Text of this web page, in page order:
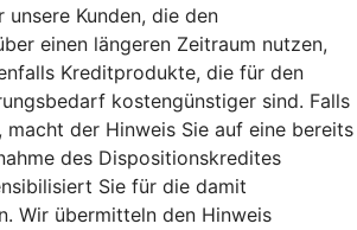
Kunden, die den
einen längeren Zeitraum nutzen,
Kreditprodukte, die für den
kostengünstiger sind. Falls
der Hinweis Sie auf eine bereits
des Dispositionskredites
Sie für die damit
Wir übermitteln den Hinweis